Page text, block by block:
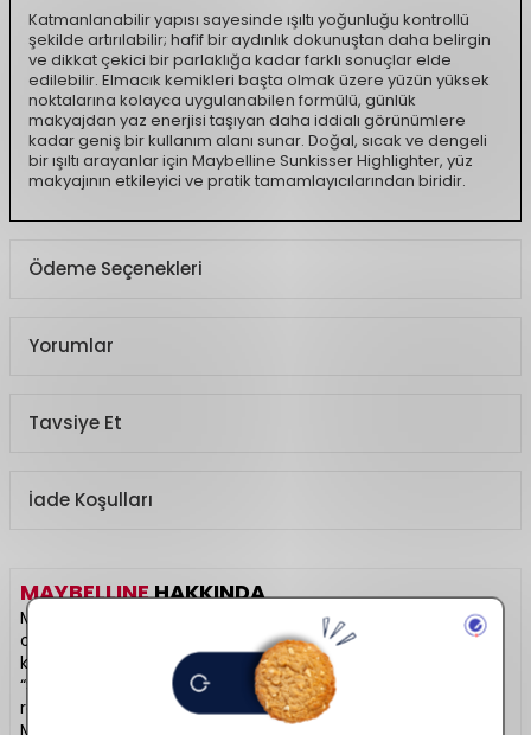
Katmanlanabilir yapısı sayesinde ışıltı yoğunluğu kontrollü
şekilde artırılabilir; hafif bir aydınlık dokunuştan daha belirgin
ve dikkat çekici bir parlaklığa kadar farklı sonuçlar elde
edilebilir. Elmacık kemikleri başta olmak üzere yüzün yüksek
noktalarına kolayca uygulanabilen formülü, günlük
makyajdan yaz enerjisi taşıyan daha iddialı görünümlere
kadar geniş bir kullanım alanı sunar. Doğal, sıcak ve dengeli
bir ışıltı arayanlar için Maybelline Sunkisser Highlighter, yüz
makyajının etkileyici ve pratik tamamlayıcılarından biridir.
Ödeme Seçenekleri
Yorumlar
Tavsiye Et
İade Koşulları
MAYBELLINEHAKKINDA
Maybelline, New York enerjisini yansıtan, genç ve trend
odaklı makyaj ürünleriyle globalde en çok tercih edilen
kozmetik markalarındandır. “Fit Me”, “Lash Sensational” ve
“Superstay” serileriyle bilinir. Kaliteli formülasyonları, zengin
renk seçenekleri ve uygun fiyatıyla her yaşa hitap eder.
Makyajda şehirli stilin temsilcisi: Maybelline New York.